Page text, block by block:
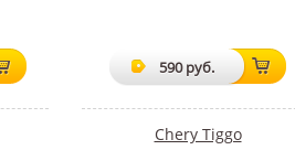
590 руб.
Chery Tiggo